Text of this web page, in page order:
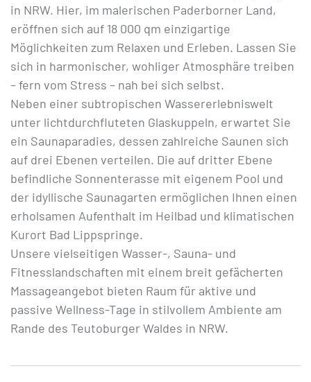
in NRW. Hier, im malerischen Paderborner Land,
eröffnen sich auf 18 000 qm einzigartige
Möglichkeiten zum Relaxen und Erleben. Lassen Sie
sich in harmonischer, wohliger Atmosphäre treiben
– fern vom Stress – nah bei sich selbst.
Neben einer subtropischen Wassererlebniswelt
unter lichtdurchfluteten Glaskuppeln, erwartet Sie
ein Saunaparadies, dessen zahlreiche Saunen sich
auf drei Ebenen verteilen. Die auf dritter Ebene
befindliche Sonnenterasse mit eigenem Pool und
der idyllische Saunagarten ermöglichen Ihnen einen
erholsamen Aufenthalt im Heilbad und klimatischen
Kurort Bad Lippspringe.
Unsere vielseitigen Wasser-, Sauna- und
Fitnesslandschaften mit einem breit gefächerten
Massageangebot bieten Raum für aktive und
passive Wellness-Tage in stilvollem Ambiente am
Rande des Teutoburger Waldes in NRW.